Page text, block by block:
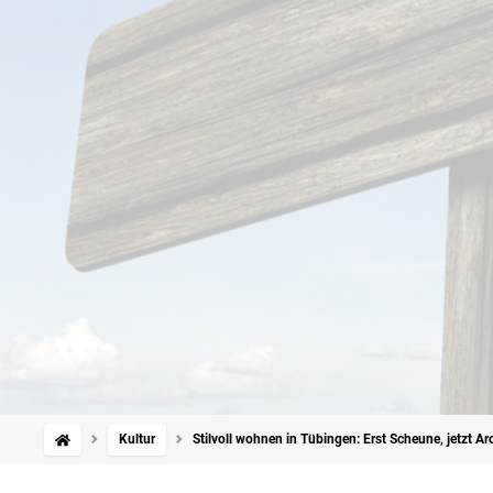
Kultur Stilvoll wohnen in Tübingen: Erst Scheune, jetzt